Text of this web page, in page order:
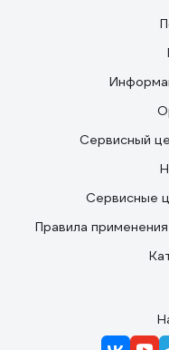
Сервисный
Сервисные
Правила